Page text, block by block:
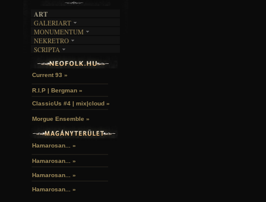
ART
GALERIART
ARTGALERI
KÉPREGÉNYEK
LAKÁSKULTS
MONUMENTUM
TEMETŐK
TEMPLOMOK
VÁRAK
HELYEK
NEKRETRO
SZUBKULT
FEKETE LYUK
RELIKVIÁK
SCRIPTA
NOVELLÁK
VERSEK
Current 93 »
R.I.P | Bergman »
ClassicUs #4 | mix|cloud »
Morgue Ensemble »
Hamarosan... »
Hamarosan... »
Hamarosan... »
Hamarosan... »